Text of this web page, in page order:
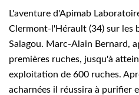
L'aventure d'Apimab
Clermont-l'Hérault (34) sur les
Salagou. Marc-Alain Bernard,
premières ruches, jusqu'à
exploitation de 600 ruches.
acharnées il réussira à purifier